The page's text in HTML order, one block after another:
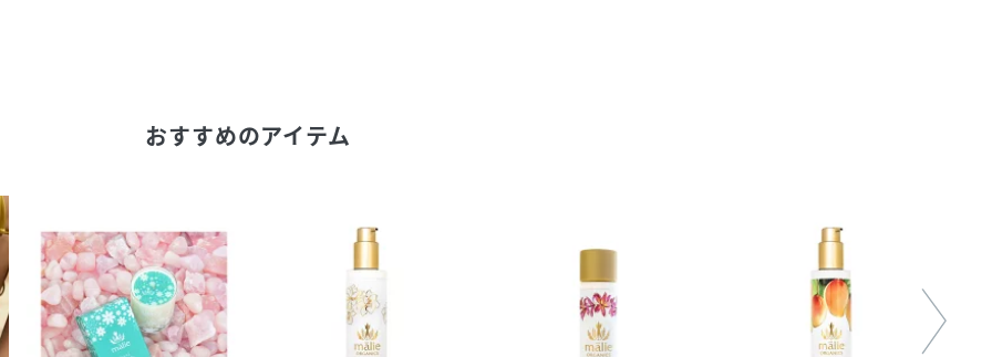
おすすめのアイテム